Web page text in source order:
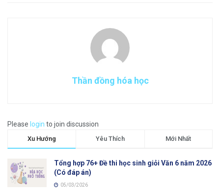
Thần đồng hóa học
Please login to join discussion
Xu Hướng Yêu Thích Mới Nhất
Tổng hợp 76+ Đề thi học sinh giỏi Văn 6 năm 2026
(Có đáp án)
05/03/2026